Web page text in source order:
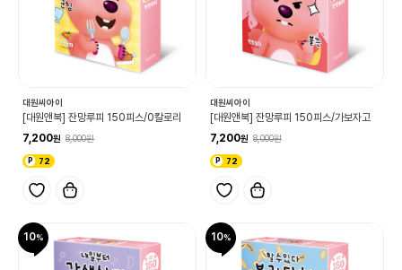
대원씨아이
[대원앤북] 잔망루피 150피스/0칼로리
7,200
8,000
72
대원씨아이
[대원앤북] 잔망루피 150피스/가보자고
7,200
8,000
72
10 10